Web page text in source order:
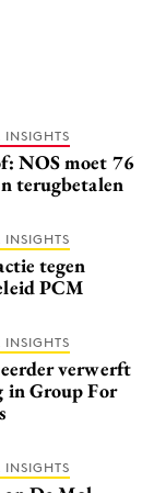
NOS moet 76
terugbetalen
tegen
PCM
verwerft
in Group For